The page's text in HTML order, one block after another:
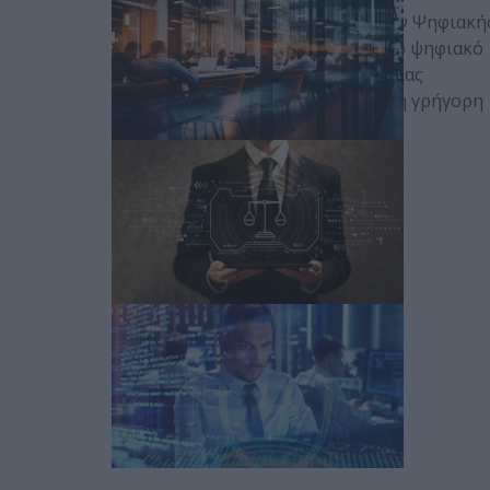
Η άγνωστη αξία των υπηρεσιών
Εγκληματολογίας Στο σημερινό ψηφιακό
περιβάλλον, η ανάγκη προστασίας
ευαίσθητων πληροφοριών και η γρήγορη
αντίδραση…
Posted on 06 Ιούν 2023